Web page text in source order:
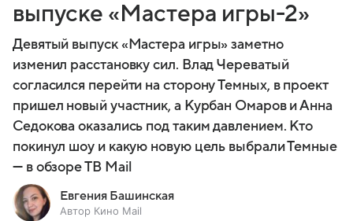
выпуске «Мастера игры-2»
Девятый выпуск «Мастера игры» заметно
изменил расстановку сил. Влад Череватый
согласился перейти на сторону Темных, в проект
пришел новый участник, а Курбан Омаров и Анна
Седокова оказались под таким давлением. Кто
покинул шоу и какую новую цель выбрали Темные
— в обзоре ТВ Mail
Евгения Башинская
Автор Кино Mail